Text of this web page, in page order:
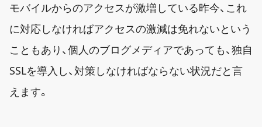
モバイルからのアクセスが激増している昨今、これ
に対応しなければアクセスの激減は免れないという
こともあり、個人のブログメディアであっても、独自
SSLを導入し、対策しなければならない状況だと言
えます。